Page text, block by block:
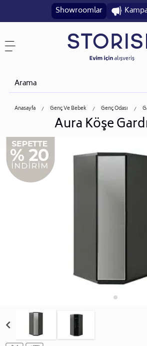
Showroomlar
Anasayfa Genç Ve Bebek Genç Odası
Aura Köşe